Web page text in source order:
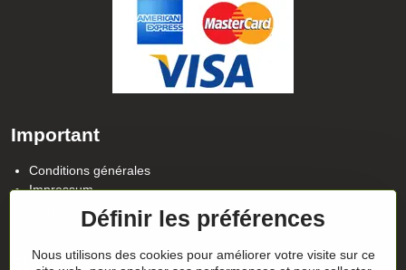
Important
Conditions générales
Impressum
Politique de confidentialité
Suivez notre actualité sur nos réseaux
Définir les préférences
Nous utilisons des cookies pour améliorer votre visite sur ce